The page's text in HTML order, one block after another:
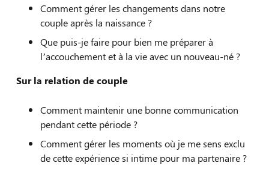
Comment gérer les changements dans notre
couple après la naissance ?
Que puis-je faire pour bien me préparer à
l’accouchement et à la vie avec un nouveau-né ?
Sur la relation de couple
Comment maintenir une bonne communication
pendant cette période ?
Comment gérer les moments où je me sens exclu
de cette expérience si intime pour ma partenaire ?